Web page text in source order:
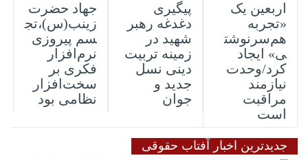
اربعین یک
«تجربه
هم‌سرنوشت
ی» ایجاد
کرد/وحدت
نیازمند
مراقبت
است
پیگیری
دغدغه رهبر
شهید در
زمینه تربیت
دینی نسل
جدید و
جوان
جهاد حضرت
زینب(س)،تج
سم پیروزی
نرم‌افزار
فکری بر
سخت‌افزار
نظامی بود
جدیدترین اخبار آفتاب حقوقی